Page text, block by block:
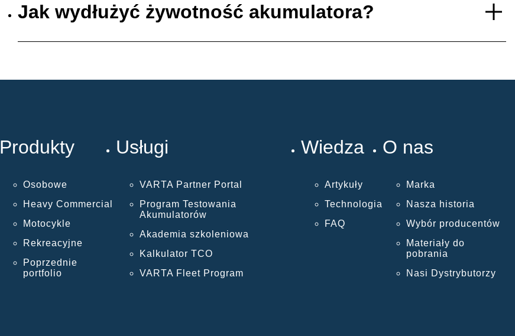
Jak wydłużyć żywotność akumulatora?
Produkty
Osobowe
Heavy Commercial
Motocykle
Rekreacyjne
Poprzednie
portfolio
Usługi
VARTA Partner Portal
Program Testowania
Akumulatorów
Akademia szkoleniowa
Kalkulator TCO
VARTA Fleet Program
Wiedza
Artykuły
Technologia
FAQ
O nas
Marka
Nasza historia
Wybór producentów
Materiały do
pobrania
Nasi Dystrybutorzy